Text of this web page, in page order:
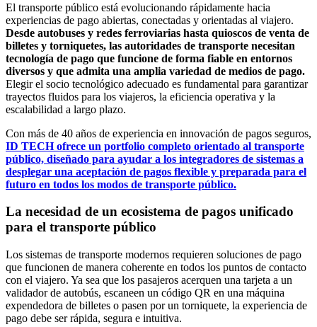
El transporte público está evolucionando rápidamente hacia
experiencias de pago abiertas, conectadas y orientadas al viajero.
Desde autobuses y redes ferroviarias hasta quioscos de venta de
billetes y torniquetes, las autoridades de transporte necesitan
tecnología de pago que funcione de forma fiable en entornos
diversos y que admita una amplia variedad de medios de pago.
Elegir el socio tecnológico adecuado es fundamental para garantizar
trayectos fluidos para los viajeros, la eficiencia operativa y la
escalabilidad a largo plazo.
Con más de 40 años de experiencia en innovación de pagos seguros,
ID TECH ofrece un portfolio completo orientado al transporte
público, diseñado para ayudar a los integradores de sistemas a
desplegar una aceptación de pagos flexible y preparada para el
futuro en todos los modos de transporte público.
La necesidad de un ecosistema de pagos unificado
para el transporte público
Los sistemas de transporte modernos requieren soluciones de pago
que funcionen de manera coherente en todos los puntos de contacto
con el viajero. Ya sea que los pasajeros acerquen una tarjeta a un
validador de autobús, escaneen un código QR en una máquina
expendedora de billetes o pasen por un torniquete, la experiencia de
pago debe ser rápida, segura e intuitiva.